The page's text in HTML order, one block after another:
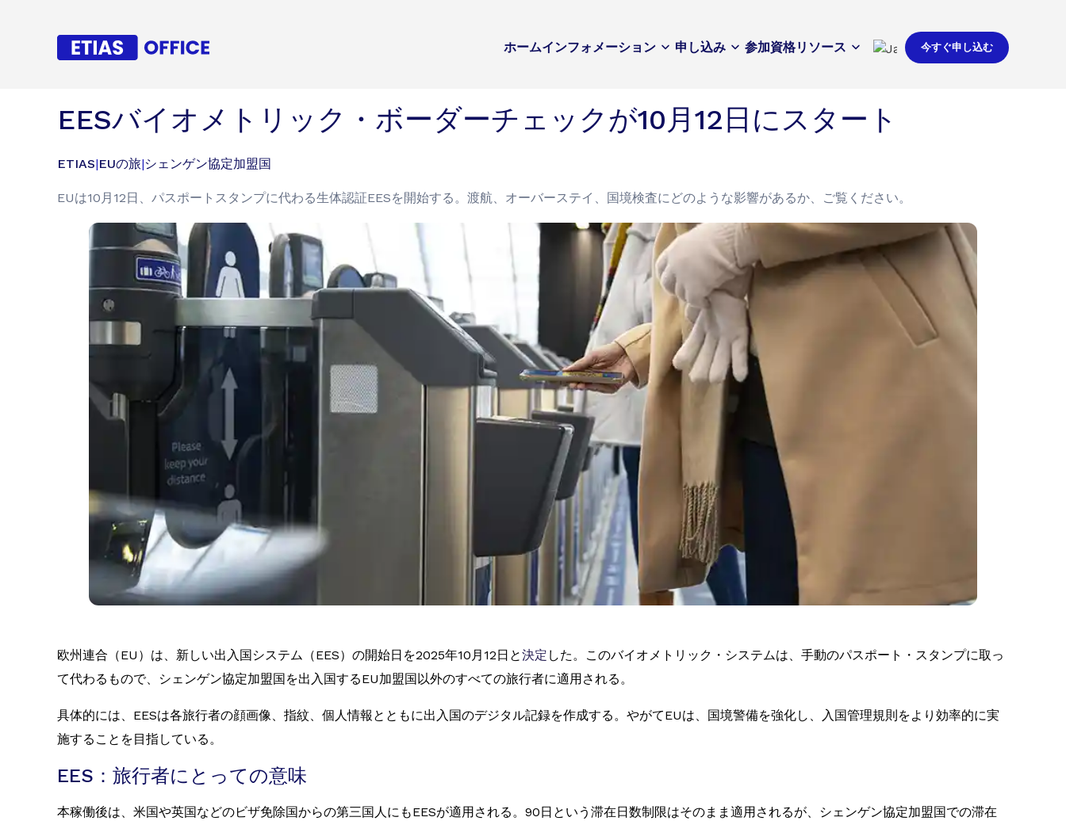
ホームインフォメーション 申し込み 参加資格リソース 今すぐ申し込む
EESバイオメトリック・ボーダーチェックが10月12日にスタート
ETIAS|EUの旅|シェンゲン協定加盟国
EUは10月12日、パスポートスタンプに代わる生体認証EESを開始する。渡航、オーバーステイ、国境検査にどのような影響があるか、ご覧ください。
欧州連合（EU）は、新しい出入国システム（EES）の開始日を2025年10月12日と決定 した。このバイオメトリック・システムは、手動のパスポート・スタンプに取っ
て代わるもので、シェンゲン協定加盟国を出入国するEU加盟国以外のすべての旅行者に適用される。
具体的には、EESは各旅行者の顔画像、指紋、個人情報とともに出入国のデジタル記録を作成する。やがてEUは、国境警備を強化し、入国管理規則をより効率的に実
施することを目指している。
EES：旅行者にとっての意味
本稼働後は、米国や英国などのビザ免除国からの第三国人にもEESが適用される。90日という滞在日数制限はそのまま適用されるが、シェンゲン協定加盟国での滞在